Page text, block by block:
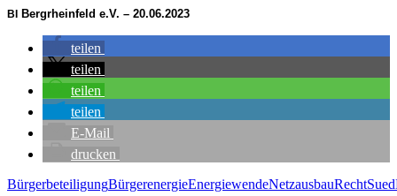
BI Berg­rhein­feld e.V. – 20.06.2023
tei­len
tei­len
tei­len
tei­len
E‑Mail
dru­cken
BürgerbeteiligungBürgerenergieEnergiewendeNetzausbauRecht